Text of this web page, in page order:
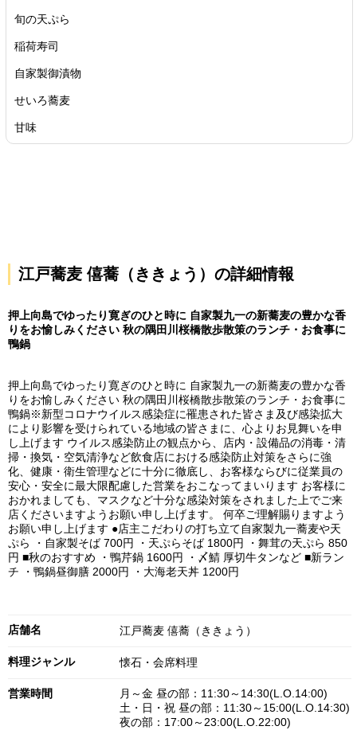
旬の天ぷら
稲荷寿司
自家製御漬物
せいろ蕎麦
甘味
江戸蕎麦 僖蕎（ききょう）の詳細情報
押上向島でゆったり寛ぎのひと時に 自家製九一の新蕎麦の豊かな香
りをお愉しみください 秋の隅田川桜橋散歩散策のランチ・お食事に
鴨鍋
押上向島でゆったり寛ぎのひと時に 自家製九一の新蕎麦の豊かな香
りをお愉しみください 秋の隅田川桜橋散歩散策のランチ・お食事に
鴨鍋※新型コロナウイルス感染症に罹患された皆さま及び感染拡大
により影響を受けられている地域の皆さまに、心よりお見舞いを申
し上げます ウイルス感染防止の観点から、店内・設備品の消毒・清
掃・換気・空気清浄など飲食店における感染防止対策をさらに強
化、健康・衛生管理などに十分に徹底し、お客様ならびに従業員の
安心・安全に最大限配慮した営業をおこなってまいります お客様に
おかれましても、マスクなど十分な感染対策をされました上でご来
店くださいますようお願い申し上げます。 何卒ご理解賜りますよう
お願い申し上げます ●店主こだわりの打ち立て自家製九一蕎麦や天
ぷら ・自家製そば 700円 ・天ぷらそば 1800円 ・舞茸の天ぷら 850
円 ■秋のおすすめ ・鴨芹鍋 1600円 ・〆鯖 厚切牛タンなど ■新ラン
チ ・鴨鍋昼御膳 2000円 ・大海老天丼 1200円
店舗名 江戸蕎麦 僖蕎（ききょう）
料理ジャンル 懐石・会席料理
営業時間
月～金 昼の部：11:30～14:30(L.O.14:00)
土・日・祝 昼の部：11:30～15:00(L.O.14:30)
夜の部：17:00～23:00(L.O.22:00)